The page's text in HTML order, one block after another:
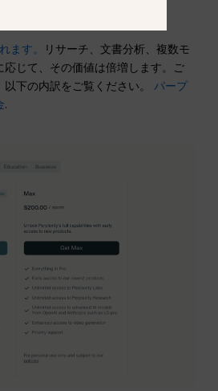
考慮事項
ます。
リサーチ、文書分析、複数モ
応じて、その価値は倍増します。ご
下の内訳をご覧ください。 パープ
.